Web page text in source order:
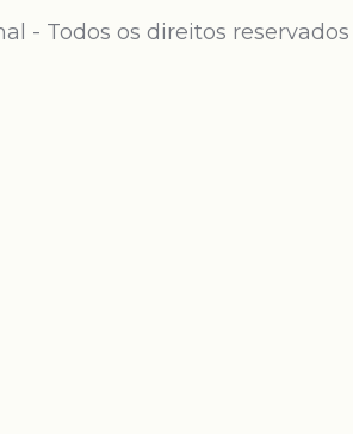
- Todos os direitos reservados